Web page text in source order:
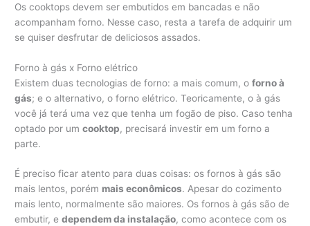
Os cooktops devem ser embutidos em bancadas e não
acompanham forno. Nesse caso, resta a tarefa de adquirir um
se quiser desfrutar de deliciosos assados.
Forno à gás x Forno elétrico
Existem duas tecnologias de forno: a mais comum, oforno à
gás; e o alternativo, o forno elétrico. Teoricamente, o à gás
você já terá uma vez que tenha um fogão de piso. Caso tenha
optado por umcooktop, precisará investir em um forno a
parte.
É preciso ficar atento para duas coisas: os fornos à gás são
mais lentos, porém mais econômicos. Apesar do cozimento
mais lento, normalmente são maiores. Os fornos à gás são de
embutir, edependem da instalação, como acontece com os